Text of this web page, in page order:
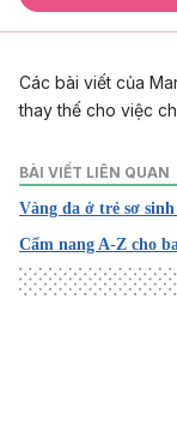
Các bài viết của
thay thế cho việc
BÀI VIẾT LIÊN QUAN
Vàng da ở trẻ sơ
Cẩm nang A-Z cho